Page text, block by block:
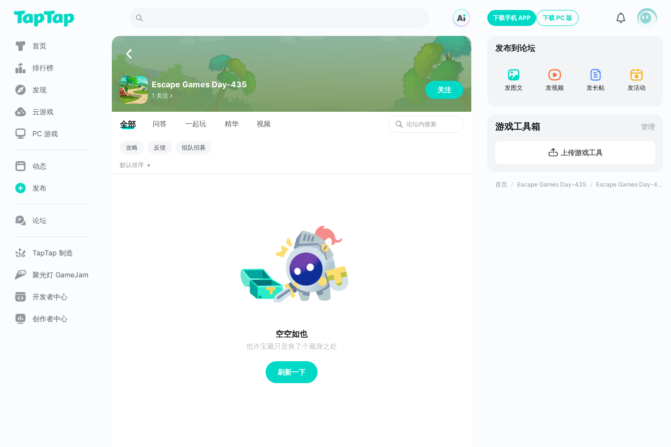
首页
排行榜
发现
云游戏
PC 游戏
动态
发布
论坛
TapTap 制造
聚光灯 GameJam
开发者中心
创作者中心
Escape Games Day-435
1 关注
关注
全部 问答 一起玩 精华 视频
攻略 反馈 组队招募
默认排序
空空如也
也许宝藏只是换了个藏身之处
刷新一下
下载手机 APP 下载 PC 版
发布到论坛
发图文 发视频 发长帖 发活动
游戏工具箱 管理
上传游戏工具
首页 Escape Games Day-435 Escape Games Day-435官方论坛